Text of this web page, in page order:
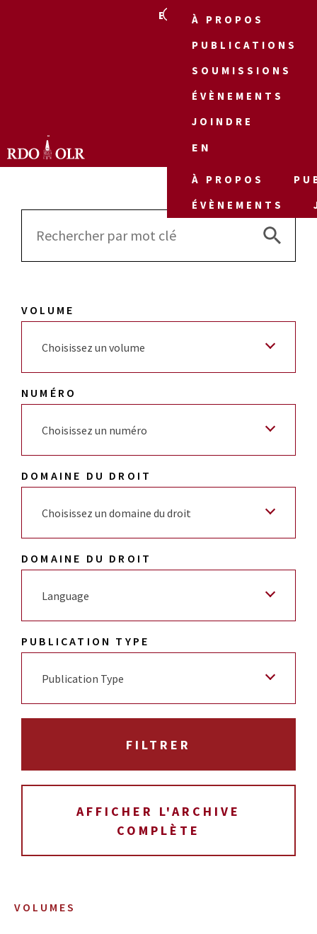
EN
À PROPOS
PUBLICATIONS
SOUMISSIONS
ÉVÈNEMENTS
JOINDRE
EN
À PROPOS
ÉVÈNEMENTS
VOLUMES
Search
Search
VOLUME
Choisissez un volume
NUMÉRO
Choisissez un numéro
DOMAINE DU DROIT
Choisissez un domaine du droit
DOMAINE DU DROIT
Language
PUBLICATION TYPE
Publication Type
AFFICHER L'ARCHIVE
COMPLÈTE